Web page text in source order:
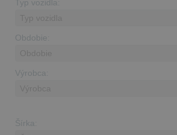
Typ vozidla:
Obdobie:
Výrobca:
Šírka: